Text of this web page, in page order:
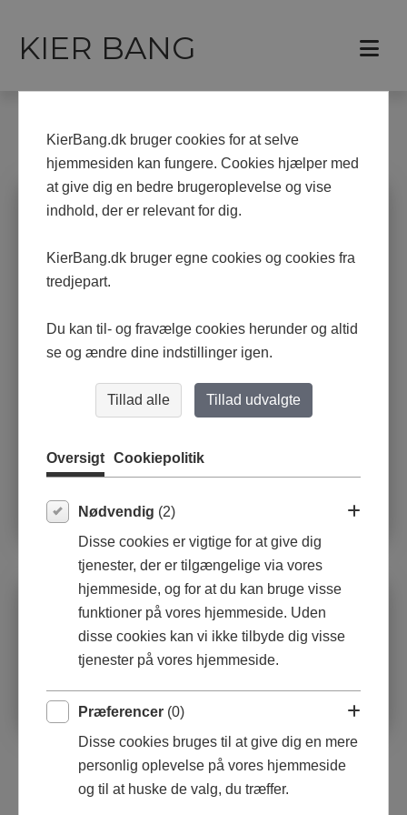
KIER BANG
MALERIER
Olie på lærred
KierBang.dk bruger cookies for at selve
hjemmesiden kan fungere. Cookies hjælper med
at give dig en bedre brugeroplevelse og vise
indhold, der er relevant for dig.
KierBang.dk bruger egne cookies og cookies fra
tredjepart.
Du kan til- og fravælge cookies herunder og altid
se og ændre dine indstillinger igen.
Tillad alle Tillad udvalgte
Oversigt Cookiepolitik
Nødvendig (2)
Disse cookies er vigtige for at give dig
tjenester, der er tilgængelige via vores
hjemmeside, og for at du kan bruge visse
funktioner på vores hjemmeside. Uden
disse cookies kan vi ikke tilbyde dig visse
tjenester på vores hjemmeside.
Præferencer (0)
Disse cookies bruges til at give dig en mere
personlig oplevelse på vores hjemmeside
og til at huske de valg, du træffer.